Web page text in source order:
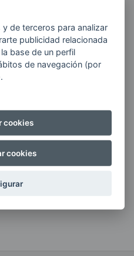
novedades de AVIA
medio, incluido
el
de terceros para analizar
publicidad relacionada
base de un perfil
de navegación (por
cookies
cookies